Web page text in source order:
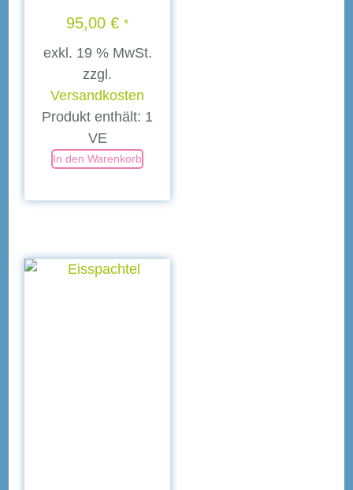
95,00€ *
exkl. 19 % MwSt.
zzgl.
Versandkosten
Produkt enthält: 1
VE
In den Warenkorb